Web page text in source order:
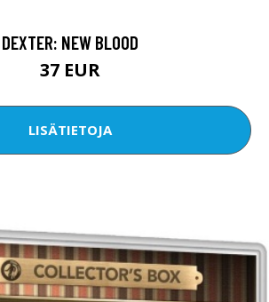
DEXTER: NEW BLOOD
37 EUR
LISÄTIETOJA